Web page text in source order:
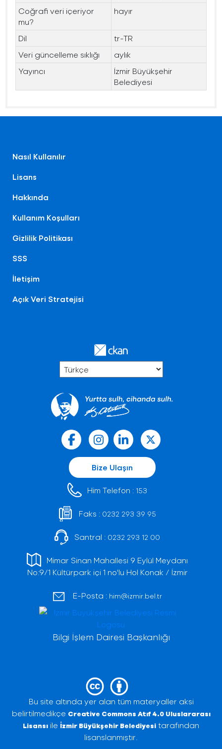
Coğrafi veri içeriyor
mu?
hayır
Dil
tr-TR
Veri güncelleme sıklığı
aylık
Yayıncı
İzmir Büyükşehir
Belediyesi
Nasıl Kullanılır
Lisans
Hakkında
Kullanım Koşulları
Gizlilik Politikası
SSS
İletişim
Açık Veri Stratejisi
Bize Ulaşın
Him Telefon : 153
Faks : 0232 293 39 95
Santral : 0232 293 12 00
Mimar Sinan Mahallesi 9 Eylül Meydanı
No:9/1 Kültürpark içi 1 no'lu Hol Konak / İzmir
E-Posta : him@izmir.bel.tr
Bilgi İşlem Dairesi Başkanlığı
Bu site altında yer alan tüm materyaller aksi
belirtilmedikçe Creative Commons Atıf 4.0 Uluslararası
Lisansı ile İzmir Büyükşehir Belediyesi tarafından
lisanslanmıştır.